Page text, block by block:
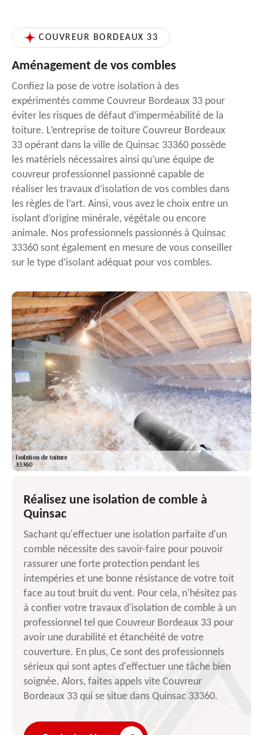
COUVREUR BORDEAUX 33
Aménagement de vos combles
Confiez la pose de votre isolation à des
expérimentés comme Couvreur Bordeaux 33 pour
éviter les risques de défaut d’imperméabilité de la
toiture. L’entreprise de toiture Couvreur Bordeaux
33 opérant dans la ville de Quinsac 33360 possède
les matériels nécessaires ainsi qu’une équipe de
couvreur professionnel passionné capable de
réaliser les travaux d’isolation de vos combles dans
les règles de l’art. Ainsi, vous avez le choix entre un
isolant d’origine minérale, végétale ou encore
animale. Nos professionnels passionnés à Quinsac
33360 sont également en mesure de vous conseiller
sur le type d’isolant adéquat pour vos combles.
Réalisez une isolation de comble à
Quinsac
Sachant qu'effectuer une isolation parfaite d'un
comble nécessite des savoir-faire pour pouvoir
rassurer une forte protection pendant les
intempéries et une bonne résistance de votre toit
face au tout bruit du vent. Pour cela, n'hésitez pas
à confier votre travaux d'isolation de comble à un
professionnel tel que Couvreur Bordeaux 33 pour
avoir une durabilité et étanchéité de votre
couverture. En plus, Ce sont des professionnels
sérieux qui sont aptes d'effectuer une tâche bien
soignée. Alors, faites appels vite Couvreur
Bordeaux 33 qui se situe dans Quinsac 33360.